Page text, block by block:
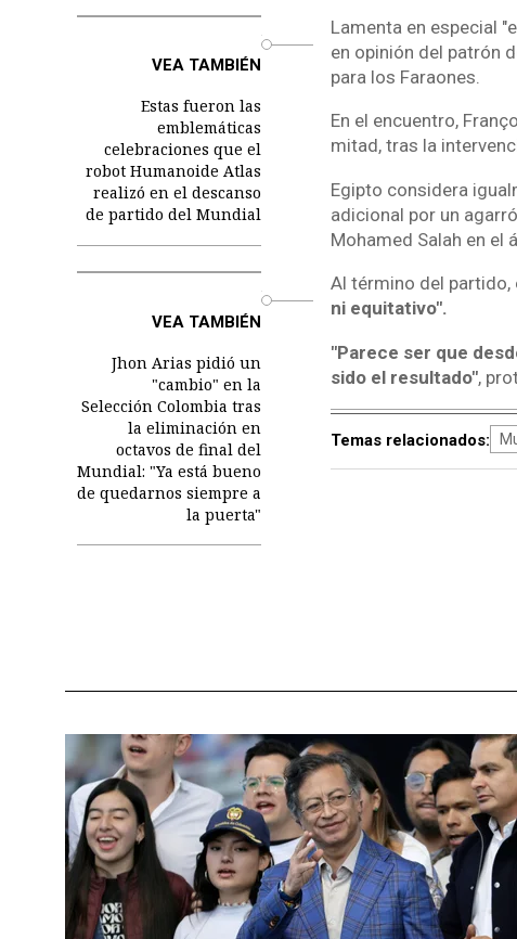
VEA TAMBIÉN
Estas fueron las
emblemáticas
celebraciones que el
robot Humanoide Atlas
realizó en el descanso
de partido del Mundial
Lamenta en especial
en opinión del patrón
para los Faraones.
En el encuentro,
mitad, tras la
Egipto considera
adicional por un
Mohamed Salah en el
VEA TAMBIÉN
Jhon Arias pidió un
"cambio" en la
Selección Colombia tras
la eliminación en
octavos de final del
Mundial: "Ya está bueno
de quedarnos siempre a
la puerta"
Al término del partido,
ni equitativo".
"Parece ser que
sido el resultado",
Temas relacionados: